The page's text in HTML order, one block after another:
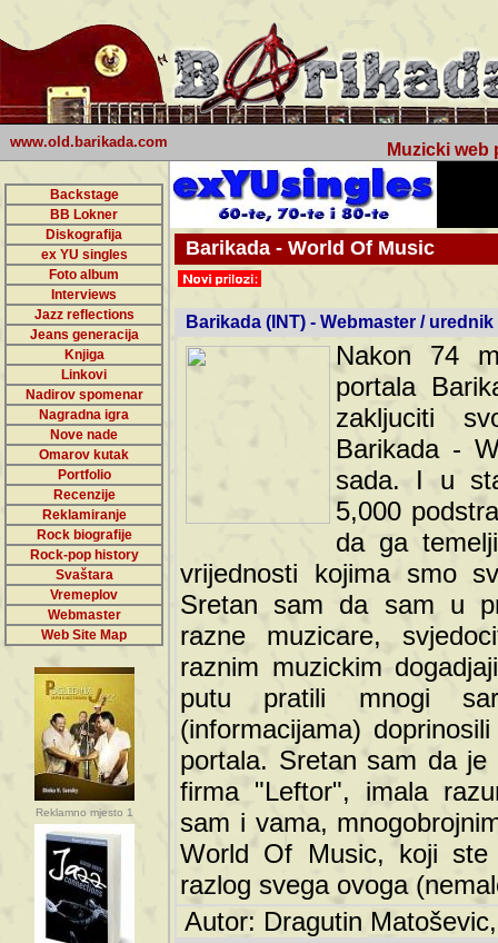
www.old.barikada.com Muzicki web
Backstage
BB Lokner
Diskografija
ex YU singles
Foto album
Interviews
Jazz reflections
Jeans generacija
Knjiga
Linkovi
Nadirov spomenar
Nagradna igra
Nove nade
Omarov kutak
Portfolio
Recenzije
Reklamiranje
Rock biografije
Rock-pop history
Svaštara
Vremeplov
Webmaster
Web Site Map
Reklamno mjesto 1
Barikada - World Of Music
Barikada (INT) - Webmaster / urednik
Nakon 74
portala
zakljuciti
Barikada -
sada. I u
5,000
da ga
vrijednosti kojima smo
Sretan sam da sam u
muzicare, svjedociti
muzickim dogadjajima...
mnogi saradnici koji
doprinosili vrijednosti i
sam da je i moj web
imala razumijevanja za
mnogobrojnim
Music, koji ste ga
ovoga (nemalog) rada.
Autor: Dragutin